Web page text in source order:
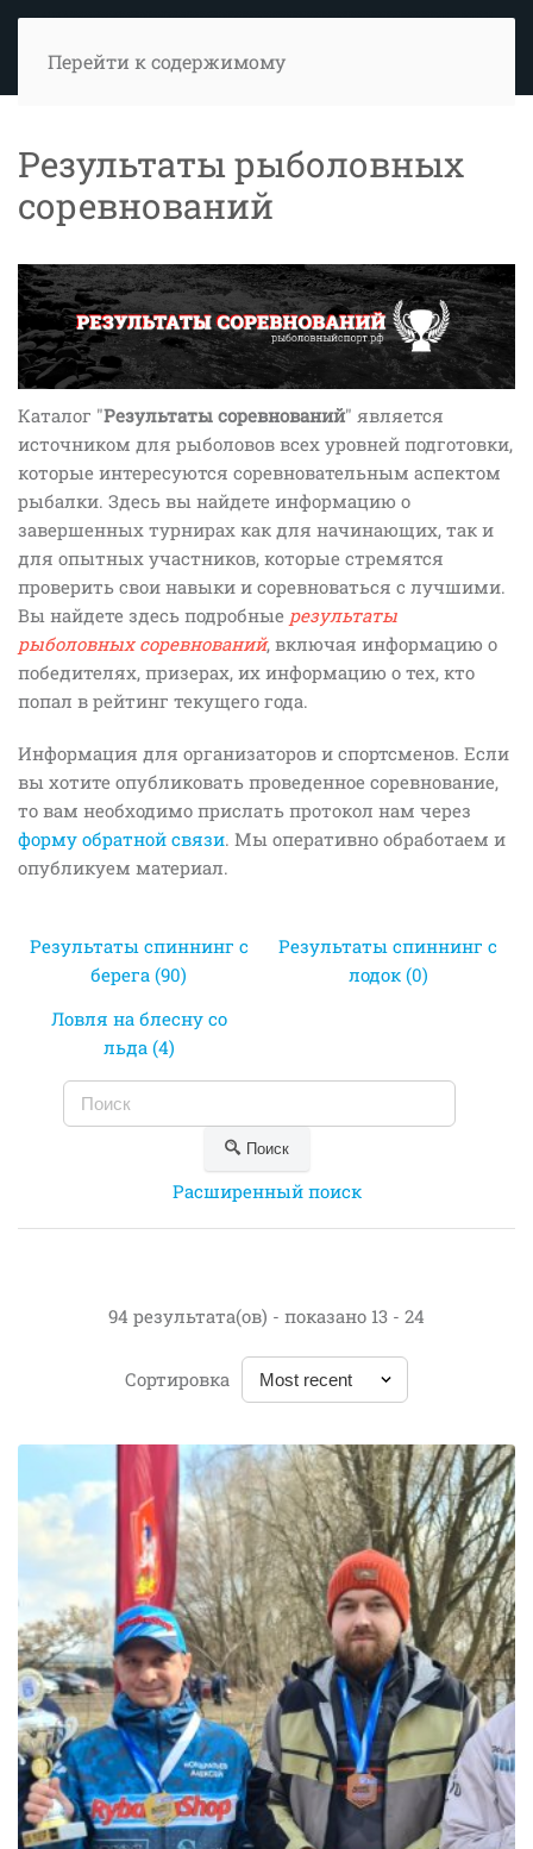
Перейти к содержимому
Результаты рыболовных
соревнований
Каталог "Результаты соревнований" является
источником для рыболовов всех уровней подготовки,
которые интересуются соревновательным аспектом
рыбалки. Здесь вы найдете информацию о
завершенных турнирах как для начинающих, так и
для опытных участников, которые стремятся
проверить свои навыки и соревноваться с лучшими.
Вы найдете здесь подробные результаты
рыболовных соревнований, включая информацию о
победителях, призерах, их информацию о тех, кто
попал в рейтинг текущего года.
Информация для организаторов и спортсменов. Если
вы хотите опубликовать проведенное соревнование,
то вам необходимо прислать протокол нам через
форму обратной связи. Мы оперативно обработаем и
опубликуем материал.
Результаты спиннинг с
берега (90)
Результаты спиннинг с
лодок (0)
Ловля на блесну со
льда (4)
Поиск
Расширенный поиск
94 результата(ов) - показано 13 - 24
Сортировка